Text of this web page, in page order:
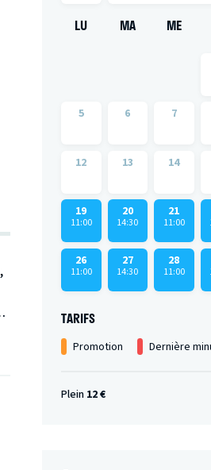
LU MA ME
5 6 7
12 13 14
19
11:00
20
14:30
21
11:00
26
11:00
27
14:30
28
11:00
TARIFS
Promotion Dernière
Plein 12 €